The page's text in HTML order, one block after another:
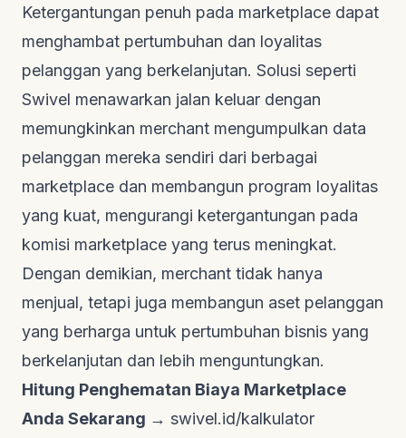
Ketergantungan penuh pada marketplace dapat
menghambat pertumbuhan dan loyalitas
pelanggan yang berkelanjutan. Solusi seperti
Swivel menawarkan jalan keluar dengan
memungkinkan merchant mengumpulkan data
pelanggan mereka sendiri dari berbagai
marketplace dan membangun program loyalitas
yang kuat, mengurangi ketergantungan pada
komisi marketplace yang terus meningkat.
Dengan demikian, merchant tidak hanya
menjual, tetapi juga membangun aset pelanggan
yang berharga untuk pertumbuhan bisnis yang
berkelanjutan dan lebih menguntungkan.
Hitung Penghematan Biaya Marketplace
Anda Sekarang → swivel.id/kalkulator